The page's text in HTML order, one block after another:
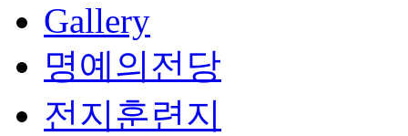
Gallery
명예의전당
전지훈련지